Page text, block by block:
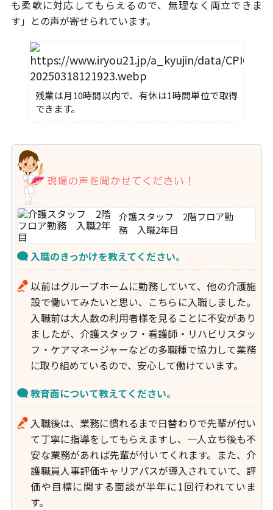
も柔軟に対応してもらえるので、無理なく両立できま
す」との声が寄せられています。
残業は月10時間以内で、有休は1時間単位で取得
できます。
介護スタッフ 2階フロア勤
務 入職2年目
入職のきっかけを教えてください。
以前はグループホームに勤務していて、他の介護施
設で働いてみたいと思い、こちらに入職しました。
入職前は大人数の利用者様を見ることに不安があり
ましたが、介護スタッフ・看護師・リハビリスタッ
フ・ケアマネージャーなどの多職種で協力して業務
に取り組めているので、安心して働けています。
教育面について教えてください。
入職後は、業務に慣れるまで日替わりで先輩が付い
て丁寧に指導をしてもらえますし、一人立ち後も不
安な業務があれば先輩が付いてくれます。また、介
護職員人事評価キャリアパスが導入されていて、評
価や目標に関する面談が半年に1回行われていま
す。